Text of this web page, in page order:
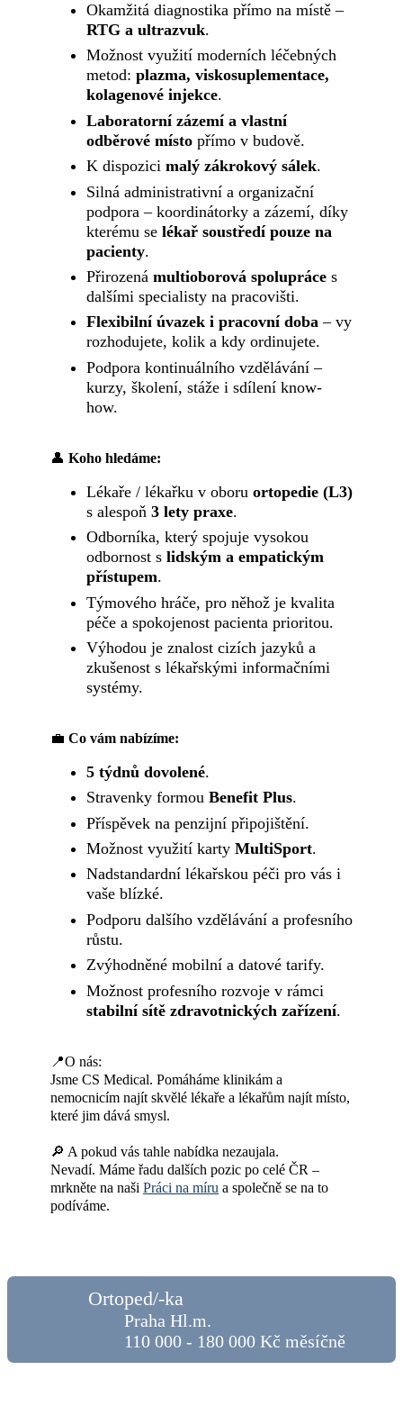
Okamžitá diagnostika přímo na místě –
RTG a ultrazvuk.
Možnost využití moderních léčebných
metod: plazma, viskosuplementace,
kolagenové injekce.
Laboratorní zázemí a vlastní
odběrové místo přímo v budově.
K dispozici malý zákrokový sálek.
Silná administrativní a organizační
podpora – koordinátorky a zázemí, díky
kterému se lékař soustředí pouze na
pacienty.
Přirozená multioborová spolupráce s
dalšími specialisty na pracovišti.
Flexibilní úvazek i pracovní doba – vy
rozhodujete, kolik a kdy ordinujete.
Podpora kontinuálního vzdělávání –
kurzy, školení, stáže i sdílení know-
how.
👤 Koho hledáme:
Lékaře / lékařku v oboru ortopedie (L3)
s alespoň 3 lety praxe.
Odborníka, který spojuje vysokou
odbornost s lidským a empatickým
přístupem.
Týmového hráče, pro něhož je kvalita
péče a spokojenost pacienta prioritou.
Výhodou je znalost cizích jazyků a
zkušenost s lékařskými informačními
systémy.
💼 Co vám nabízíme:
5 týdnů dovolené.
Stravenky formou Benefit Plus.
Příspěvek na penzijní připojištění.
Možnost využití karty MultiSport.
Nadstandardní lékařskou péči pro vás i
vaše blízké.
Podporu dalšího vzdělávání a profesního
růstu.
Zvýhodněné mobilní a datové tarify.
Možnost profesního rozvoje v rámci
stabilní sítě zdravotnických zařízení.
📍O nás:
Jsme CS Medical. Pomáháme klinikám a
nemocnicím najít skvělé lékaře a lékařům najít místo,
které jim dává smysl.
🔎 A pokud vás tahle nabídka nezaujala.
Nevadí. Máme řadu dalších pozic po celé ČR –
mrkněte na naši Práci na míru a společně se na to
podíváme.
Ortoped/-ka
Praha Hl.m.
110 000 - 180 000 Kč měsíčně